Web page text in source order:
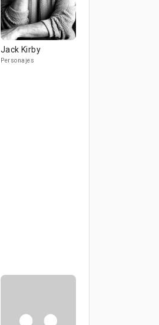
Jack Kirby
Personajes